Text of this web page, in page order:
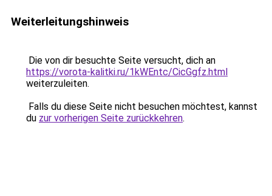
Weiterleitungshinweis
Die von dir besuchte Seite versucht, dich an
https://vorota-kalitki.ru/1kWEntc/CicGgfz.html
weiterzuleiten.
Falls du diese Seite nicht besuchen möchtest, kannst
du zur vorherigen Seite zurückkehren.